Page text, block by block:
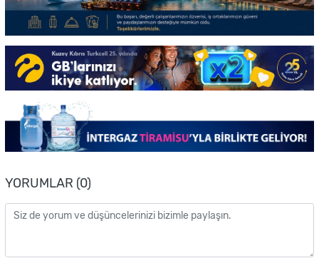
YORUMLAR (0)